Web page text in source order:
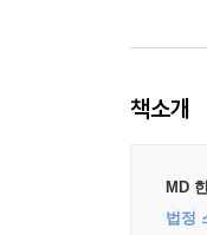
책소개
MD
법정